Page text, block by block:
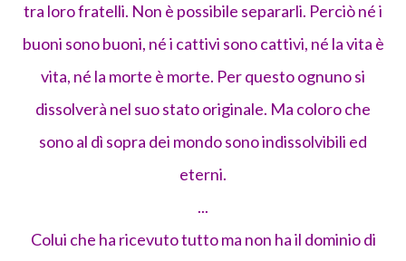
tra loro fratelli. Non è possibile separarli. Perciò né i
buoni sono buoni, né i cattivi sono cattivi, né la vita è
vita, né la morte è morte. Per questo ognuno si
dissolverà nel suo stato originale. Ma coloro che
sono al dì sopra dei mondo sono indissolvibili ed
eterni.
...
Colui che ha ricevuto tutto ma non ha il dominio di